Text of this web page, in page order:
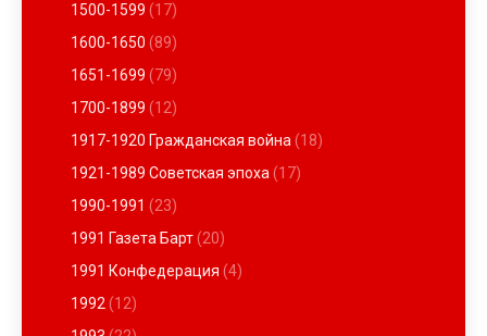
1500-1599 (17)
1600-1650 (89)
1651-1699 (79)
1700-1899 (12)
1917-1920 Гражданская война (18)
1921-1989 Советская эпоха (17)
1990-1991 (23)
1991 Газета Барт(20)
1991 Конфедерация (4)
1992 (12)